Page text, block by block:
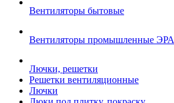
Вентиляторы бытовые
Вентиляторы промышленные ЭРА
Лючки, решетки
Решетки вентиляционные
Лючки